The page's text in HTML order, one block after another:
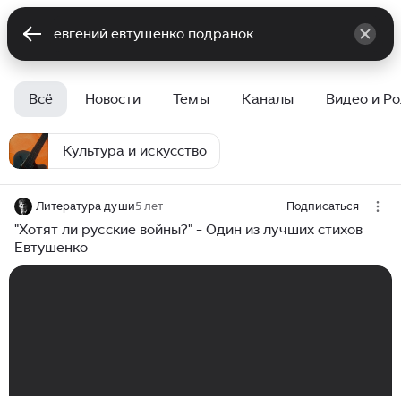
Всё Новости Темы Каналы Видео и
Культура и искусство
Литература души5 лет Подписаться
"Хотят ли русские войны?" - Один из лучших стихов
Евтушенко